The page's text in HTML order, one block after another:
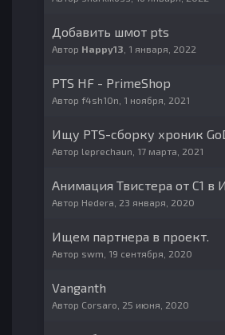
Добавить шмот pts
Автор Happy13 1 января, 2022
PTS HF - PrimeShop
Автор f4sh10n 1 ноября, 2021
Ищу PTS-сборку хроник
Автор leprechaun 17 марта, 2021
Анимация Твистера от С1
Автор Hedera 23 января, 2020
Ищем партнера в проект.
Автор swm 19 сентября, 2020
Vanganth
Автор Corsaro 25 июня, 2020